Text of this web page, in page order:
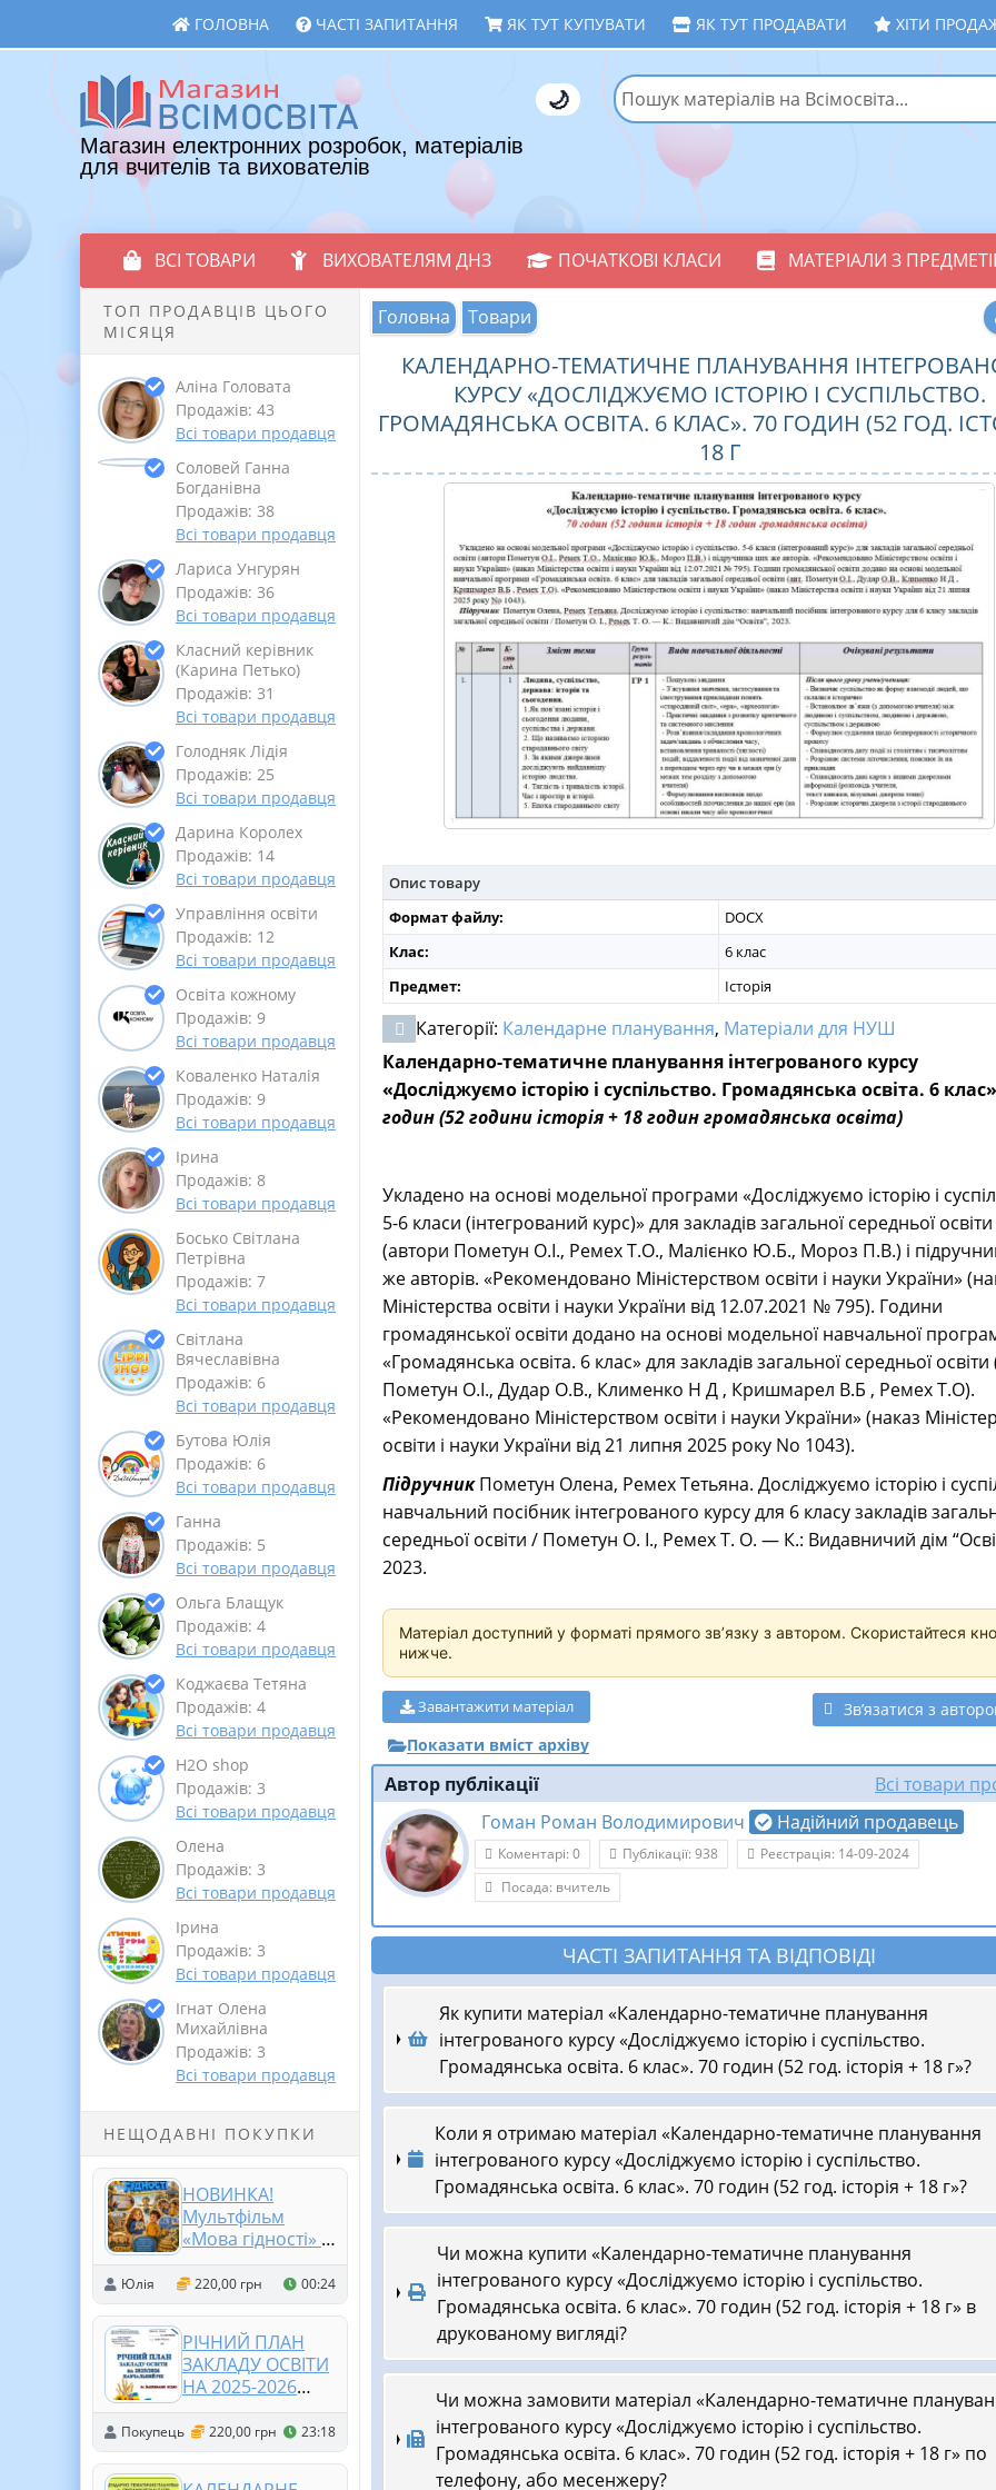
ГОЛОВНА ЧАСТІ ЗАПИТАННЯ ЯК ТУТ КУПУВАТИ ЯК ТУТ ПРОДАВАТИ ХІТИ
Магазин електронних розробок, матеріалів
для вчителів та вихователів
🌙
ВСІ ТОВАРИ ВИХОВАТЕЛЯМ ДНЗ ПОЧАТКОВІ КЛАСИ МАТЕРІАЛИ З
ТОП ПРОДАВЦІВ ЦЬОГО
МІСЯЦЯ
Аліна Головата
Продажів: 43
Всі товари продавця
Соловей Ганна
Богданівна
Продажів: 38
Всі товари продавця
Лариса Унгурян
Продажів: 36
Всі товари продавця
Класний керівник
(Карина Петько)
Продажів: 31
Всі товари продавця
Голодняк Лідія
Продажів: 25
Всі товари продавця
Дарина Королех
Продажів: 14
Всі товари продавця
Управління освіти
Продажів: 12
Всі товари продавця
Освіта кожному
Продажів: 9
Всі товари продавця
Коваленко Наталія
Продажів: 9
Всі товари продавця
Ірина
Продажів: 8
Всі товари продавця
Босько Світлана
Петрівна
Продажів: 7
Всі товари продавця
Світлана
Вячеславівна
Продажів: 6
Всі товари продавця
Бутова Юлія
Продажів: 6
Всі товари продавця
Ганна
Продажів: 5
Всі товари продавця
Ольга Блащук
Продажів: 4
Всі товари продавця
Коджаєва Тетяна
Продажів: 4
Всі товари продавця
Н2О shop
Продажів: 3
Всі товари продавця
Олена
Продажів: 3
Всі товари продавця
Ірина
Продажів: 3
Всі товари продавця
Ігнат Олена
Михайлівна
Продажів: 3
Всі товари продавця
НЕЩОДАВНІ ПОКУПКИ
НОВИНКА!
Мультфільм
«Мова гідності» ✨
🎬
Юлія 220,00 грн 00:24
РІЧНИЙ ПЛАН
ЗАКЛАДУ ОСВІТИ
НА 2025-2026
НАВЧАЛЬНИЙ
РІК. (відповідно
до АБЕТКИ
Покупець 220,00 грн 23:18
Головна Товари
КАЛЕНДАРНО-ТЕМАТИЧНЕ ПЛАНУВАННЯ
КУРСУ «ДОСЛІДЖУЄМО ІСТОРІЮ І СУСПІЛЬСТВО.
ГРОМАДЯНСЬКА ОСВІТА. 6 КЛАС». 70 ГОДИН (52 ГОД.
18 Г
Опис товару
Формат файлу:
DOCX
Клас:
6 клас
Предмет:
Історія
Категорії: Календарне планування, Матеріали для НУШ
Календарно-тематичне планування інтегрованого курсу
«Досліджуємо історію і суспільство. Громадянська освіта. 6
годин (52 години історія + 18 годин громадянська освіта)
Укладено на основі модельної програми «Досліджуємо історію і
5-6 класи (інтегрований курс)» для закладів загальної середньої освіти
(автори Пометун О.І., Ремех Т.О., Малієнко Ю.Б., Мороз П.В.) і
же авторів. «Рекомендовано Міністерством освіти і науки України»
Міністерства освіти і науки України від 12.07.2021 № 795). Години
громадянської освіти додано на основі модельної навчальної
«Громадянська освіта. 6 клас» для закладів загальної середньої освіти
Пометун О.І., Дудар О.В., Клименко Н Д , Кришмарел В.Б , Ремех Т.О).
«Рекомендовано Міністерством освіти і науки України» (наказ
освіти і науки України від 21 липня 2025 року No 1043).
ПідручникПометун Олена, Ремех Тетьяна. Досліджуємо історію і
навчальний посібник інтегрованого курсу для 6 класу закладів
середньої освіти / Пометун О. І., Ремех Т. О. — К.: Видавничий дім
2023.
Матеріал доступний у форматі прямого звʼязку з автором. Скористайтеся
нижче.
Звʼязатися з
Завантажити матеріал
Показати вміст архіву
Автор публікації
Всі товари
Гоман Роман Володимирович
Надійний продавець
Коментарі: 0 Публікації: 938
Реєстрація: 14-09-2024
Посада: вчитель
ЧАСТІ ЗАПИТАННЯ ТА ВІДПОВІДІ
Як купити матеріал «Календарно-тематичне планування
інтегрованого курсу «Досліджуємо історію і суспільство.
Громадянська освіта. 6 клас». 70 годин (52 год. історія + 18 г»?
Коли я отримаю матеріал «Календарно-тематичне планування
інтегрованого курсу «Досліджуємо історію і суспільство.
Громадянська освіта. 6 клас». 70 годин (52 год. історія + 18 г»?
Чи можна купити «Календарно-тематичне планування
інтегрованого курсу «Досліджуємо історію і суспільство.
Громадянська освіта. 6 клас». 70 годин (52 год. історія + 18 г» в
друкованому вигляді?
Чи можна замовити матеріал «Календарно-тематичне
інтегрованого курсу «Досліджуємо історію і суспільство.
Громадянська освіта. 6 клас». 70 годин (52 год. історія + 18 г» по
телефону, або месенжеру?